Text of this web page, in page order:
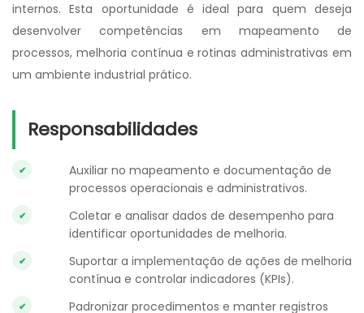
internos. Esta oportunidade é ideal para quem deseja
desenvolver competências em mapeamento de
processos, melhoria contínua e rotinas administrativas em
um ambiente industrial prático.
Responsabilidades
Auxiliar no mapeamento e documentação de
processos operacionais e administrativos.
Coletar e analisar dados de desempenho para
identificar oportunidades de melhoria.
Suportar a implementação de ações de melhoria
contínua e controlar indicadores (KPIs).
Padronizar procedimentos e manter registros